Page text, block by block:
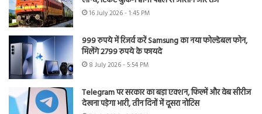
16 July 2026 - 1:45 PM
999 रुपये में रिजर्व करें Samsung का नया फोल्डेबल फोन,
मिलेंगे 2799 रुपये के फायदे
8 July 2026 - 5:54 PM
Telegram पर सरकार का बड़ा एक्शन, फिल्में और वेब सीरीज
देखना पड़ेगा भारी, तीन दिनों में दूसरा नोटिस